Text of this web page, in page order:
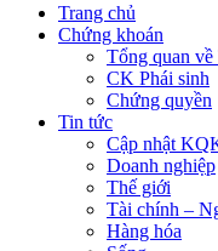
Trang chủ
Chứng khoán
Tổng quan
CK Phái sinh
Chứng quyền
Tin tức
Cập nhật
Doanh nghiệp
Thế giới
Tài chính –
Hàng hóa